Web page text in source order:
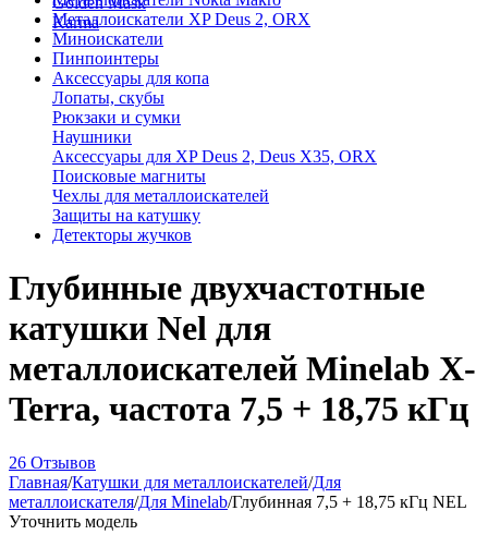
Karma
Металлоискатели XP Deus 2, ORX
Миноискатели
Пинпоинтеры
Аксессуары для копа
Лопаты, скубы
Рюкзаки и сумки
Наушники
Аксессуары для XP Deus 2, Deus X35, ORX
Поисковые магниты
Чехлы для металлоискателей
Защиты на катушку
Детекторы жучков
Глубинные двухчастотные
катушки Nel для
металлоискателей Minelab X-
Terra, частота 7,5 + 18,75 кГц
26 Отзывов
Главная/Катушки для металлоискателей/Для
металлоискателя/Для Minelab/Глубинная 7,5 + 18,75 кГц NEL
Уточнить модель